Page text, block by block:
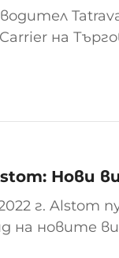
на
се
модел е
Нови
г. Alstom
на новите
е подобен